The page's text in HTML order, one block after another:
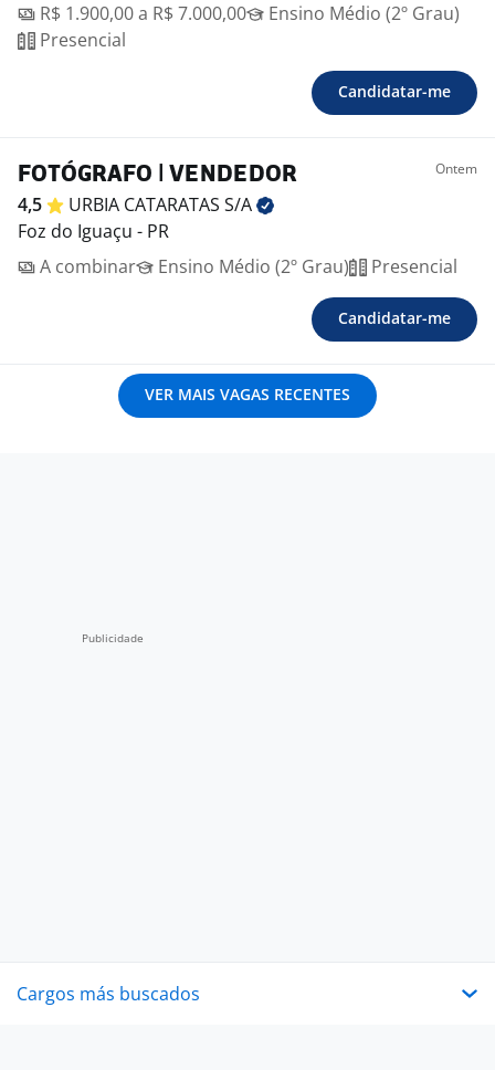
R$ 1.900,00 a R$ 7.000,00
Ensino Médio (2º Grau)
Presencial
Candidatar-me
FOTÓGRAFO | VENDEDOR Ontem
4,5 URBIA CATARATAS S/A
Foz do Iguaçu - PR
A combinar
Ensino Médio (2º Grau) Presencial
Candidatar-me
VER MAIS VAGAS RECENTES
Cargos más buscados